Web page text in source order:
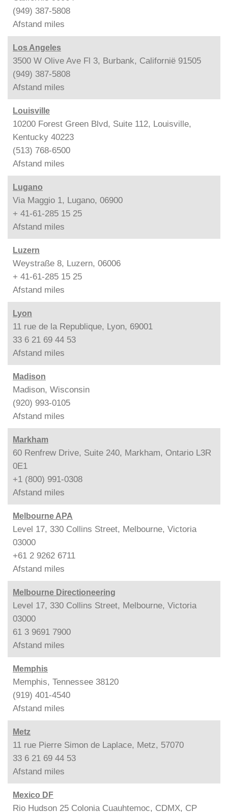
(949) 387-5808
Afstand miles
Los Angeles
3500 W Olive Ave Fl 3, Burbank, Californië 91505
(949) 387-5808
Afstand miles
Louisville
10200 Forest Green Blvd, Suite 112, Louisville,
Kentucky 40223
(513) 768-6500
Afstand miles
Lugano
Via Maggio 1, Lugano, 06900
+ 41-61-285 15 25
Afstand miles
Luzern
Weystraße 8, Luzern, 06006
+ 41-61-285 15 25
Afstand miles
Lyon
11 rue de la Republique, Lyon, 69001
33 6 21 69 44 53
Afstand miles
Madison
Madison, Wisconsin
(920) 993-0105
Afstand miles
Markham
60 Renfrew Drive, Suite 240, Markham, Ontario L3R
0E1
+1 (800) 991-0308
Afstand miles
Melbourne APA
Level 17, 330 Collins Street, Melbourne, Victoria
03000
+61 2 9262 6711
Afstand miles
Melbourne Directioneering
Level 17, 330 Collins Street, Melbourne, Victoria
03000
61 3 9691 7900
Afstand miles
Memphis
Memphis, Tennessee 38120
(919) 401-4540
Afstand miles
Metz
11 rue Pierre Simon de Laplace, Metz, 57070
33 6 21 69 44 53
Afstand miles
Mexico DF
Rio Hudson 25 Colonia Cuauhtemoc, CDMX, CP